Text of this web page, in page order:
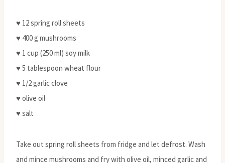
♥ 12 spring roll sheets
♥ 400 g mushrooms
♥ 1 cup (250 ml) soy milk
♥ 5 tablespoon wheat flour
♥ 1/2 garlic clove
♥ olive oil
♥ salt
Take out spring roll sheets from fridge and let defrost. Wash
and mince mushrooms and fry with olive oil, minced garlic and